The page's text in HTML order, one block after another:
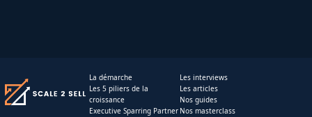
La démarche
Les 5 piliers de la
croissance
Executive Sparring Partner
Les interviews
Les articles
Nos guides
Nos masterclass